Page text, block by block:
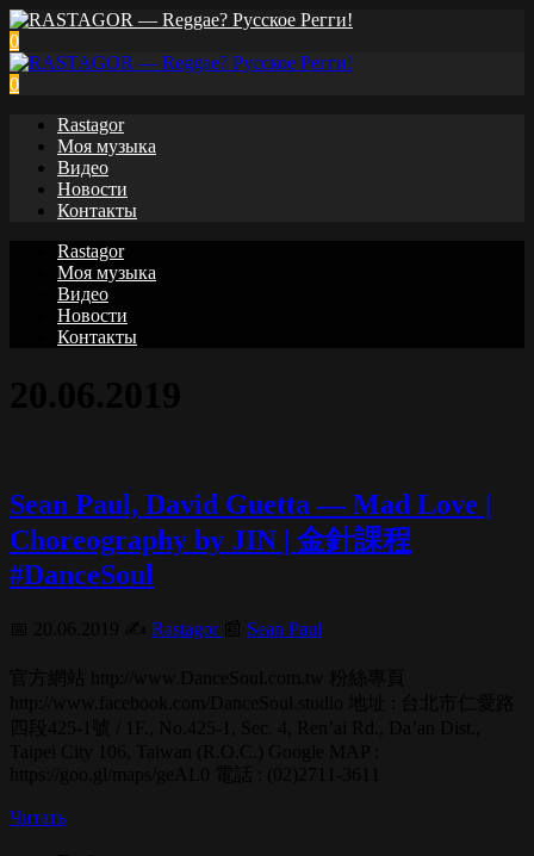
0
0
Rastagor
Моя музыка
Видео
Новости
Контакты
Rastagor
Моя музыка
Видео
Новости
Контакты
Sean Paul, David Guetta — Mad Love |
Choreography by JIN | 金針課程
#DanceSoul
Rastagor Sean Paul
Читать